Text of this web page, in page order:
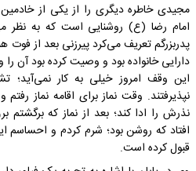
مجیدی خاطره دیگری را از یکی از
امام رضا (ع) روشنایی است که به نظر
پدربزرگم تعریف می‌کرد پیرزنی بعد از
دارایی خانواده بود و وصیت کرده بود آن
این وقف امروز خیلی به کار نمی‌آید؛
نپذیرفتند. وقت نماز برای اقامه نماز
نذرش را ادا کند؛ بعد از نماز که
افتاد که روشن بود؛ شرم کردم و احساسم
قبول کرده است.